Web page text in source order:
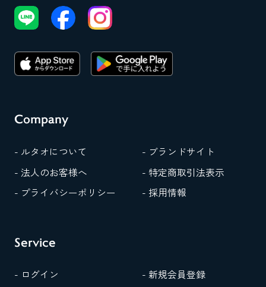
Company
- ルタオについて
- ブランドサイト
- 法人のお客様へ
- 特定商取引法表示
- プライバシーポリシー
- 採用情報
Service
- ログイン
- 新規会員登録